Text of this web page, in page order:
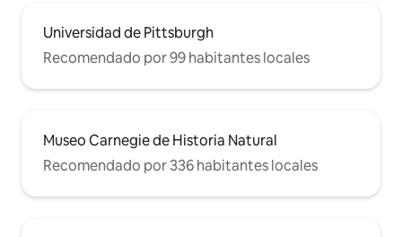
Universidad de Pittsburgh
Recomendado por 99 habitantes locales
Museo Carnegie de Historia Natural
Recomendado por 336 habitantes locales